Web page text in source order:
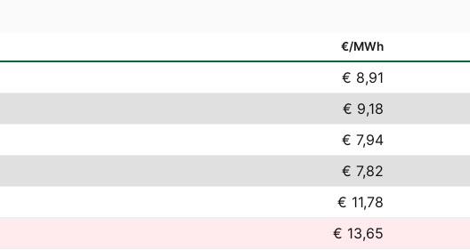
€/MWh
€ 8,91
€ 9,18
€ 7,94
€ 7,82
€ 11,78
€ 13,65